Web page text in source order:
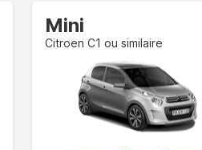
Mini
Citroen C1 ou similaire